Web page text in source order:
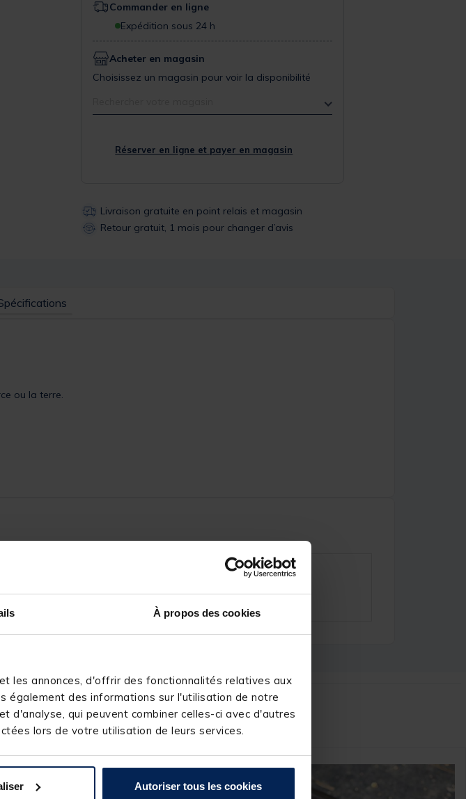
À propos des cookies
les annonces, d'offrir des fonctionnalités relatives aux
également des informations sur l'utilisation de notre
d'analyse, qui peuvent combiner celles-ci avec d'autres
lors de votre utilisation de leurs services.
Autoriser tous les cookies
Commander en ligne
Expédition sous 24 h
Acheter en magasin
Choisissez un magasin pour voir la disponibilité
Réserver en ligne et payer en magasin
Livraison gratuite en point relais et magasin
Retour gratuit, 1 mois pour changer d’avis
ou la terre.
vous intéresser :